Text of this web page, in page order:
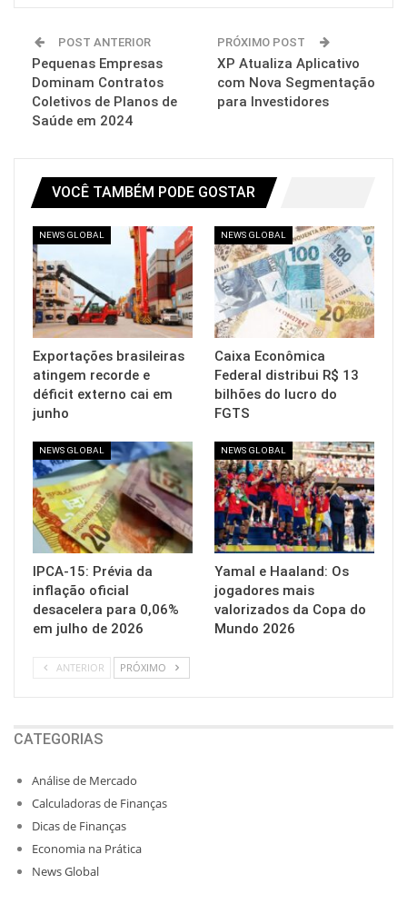
POST ANTERIOR
Pequenas Empresas
Dominam Contratos
Coletivos de Planos de
Saúde em 2024
PRÓXIMO POST
XP Atualiza Aplicativo
com Nova Segmentação
para Investidores
VOCÊ TAMBÉM PODE GOSTAR
NEWS GLOBAL
Exportações brasileiras
atingem recorde e
déficit externo cai em
junho
NEWS GLOBAL
Caixa Econômica
Federal distribui R$ 13
bilhões do lucro do
FGTS
NEWS GLOBAL
IPCA-15: Prévia da
inflação oficial
desacelera para 0,06%
em julho de 2026
NEWS GLOBAL
Yamal e Haaland: Os
jogadores mais
valorizados da Copa do
Mundo 2026
ANTERIOR PRÓXIMO
CATEGORIAS
Análise de Mercado
Calculadoras de Finanças
Dicas de Finanças
Economia na Prática
News Global